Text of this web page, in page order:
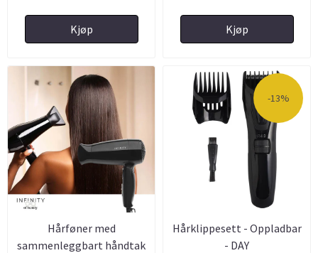
Kjøp Kjøp
Hårføner med
sammenleggbart håndtak
-13%
Hårklippesett - Oppladbar
- DAY